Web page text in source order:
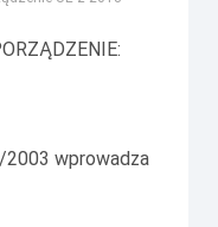
2003 wprowadza